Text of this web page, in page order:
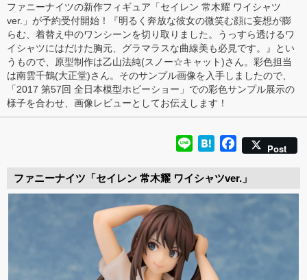
ファニーナイツの新作フィギュア「セイレン 常木耀 ワイシャツ
ver.」が予約受付開始！『明るく奔放な彼女の微笑む顔に妄想が膨
らむ、着替え中のワンシーンを切り取りました。うっすら透けるワ
イシャツにはだけた胸元、グラマラスな曲線美も必見です。』とい
うもので、原型制作は乙山法純(スノー☆キャット)さん。彩色担当
は南雲千鶴(大正堂)さん。そのサンプル画像を入手しましたので、
「2017 第57回 全日本模型ホビーショー」での彩色サンプル展示の
様子を合わせ、画像レビューとしてお伝えします！
Line HatenaFacebook
Post
ファニーナイツ「セイレン 常木耀 ワイシャツver.」